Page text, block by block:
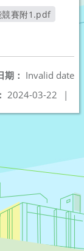
競賽附1.pdf
期： Invalid date
2024-03-22 |